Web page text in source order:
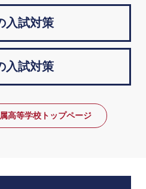
入試対策
入試対策
高等学校トップページ